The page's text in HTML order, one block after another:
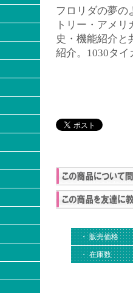
フロリダの夢の
トリー・アメ
史・機能紹介と
紹介。1030タ
・ 販売価格
・ 在庫数